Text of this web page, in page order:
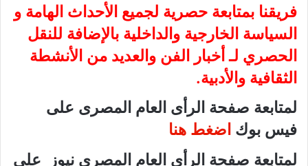
فريقنا بمتابعة حصرية لجميع الأحداث الهامة و
السياسة الخارجية والداخلية بالإضافة للنقل
الحصري لـ أخبار الفن والعديد من الأنشطة
الثقافية والأدبية.
لمتابعة صفحة الرأى العام المصرى على
فيس بوك اضغط هنا
لمتابعة صفحة الرأى العام المصرى نيوز على